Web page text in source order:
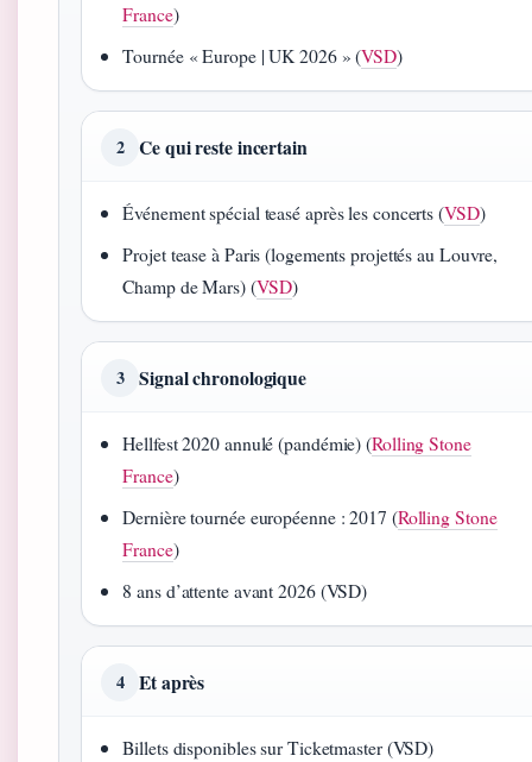
France)
Tournée « Europe | UK 2026 » (VSD)
2 Ce qui reste incertain
Événement spécial teasé après les concerts (VSD)
Projet tease à Paris (logements projettés au Louvre,
Champ de Mars) (VSD)
3 Signal chronologique
Hellfest 2020 annulé (pandémie) (Rolling Stone
France)
Dernière tournée européenne : 2017 (Rolling Stone
France)
8 ans d’attente avant 2026 (VSD)
4 Et après
Billets disponibles sur Ticketmaster (VSD)